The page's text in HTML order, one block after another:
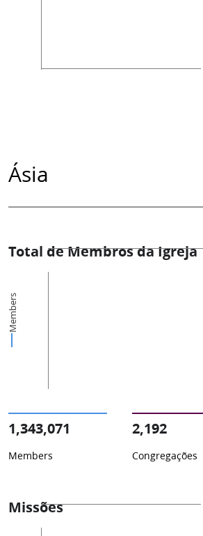
Ásia
Total de Membros da Igreja
Members
1,343,071
Members
2,192
Congregações
Missões